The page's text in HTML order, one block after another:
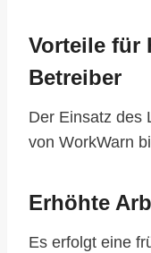
Vorteile für
Betreiber
Der Einsatz des
von WorkWarn
Erhöhte
Es erfolgt eine